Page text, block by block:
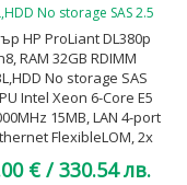
HP ProLiant DL380p
RAM 32GB RDIMM
No storage SAS
Intel Xeon 6-Core E5
15MB, LAN 4-port
FlexibleLOM, 2x
€ / 330.54 лв.